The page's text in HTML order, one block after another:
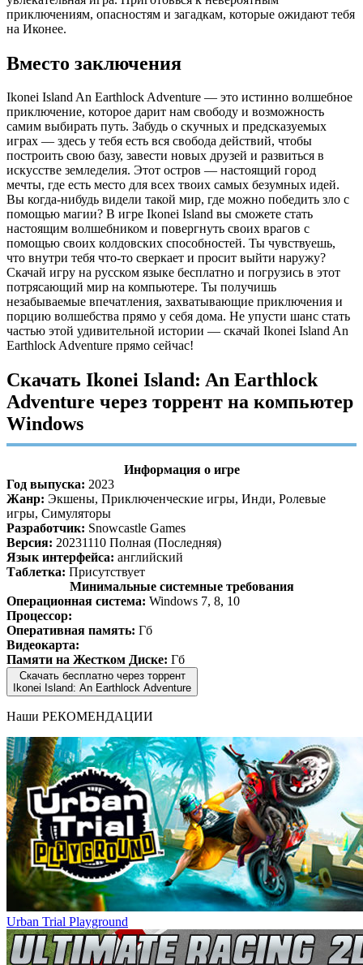
приключениям, опасностям и загадкам, которые ожидают тебя
на Иконее.
Вместо заключения
Ikonei Island An Earthlock Adventure — это истинно волшебное
приключение, которое дарит нам свободу и возможность
самим выбирать путь. Забудь о скучных и предсказуемых
играх — здесь у тебя есть вся свобода действий, чтобы
построить свою базу, завести новых друзей и развиться в
искусстве земледелия. Этот остров — настоящий город
мечты, где есть место для всех твоих самых безумных идей.
Вы когда-нибудь видели такой мир, где можно победить зло с
помощью магии? В игре Ikonei Island вы сможете стать
настоящим волшебником и повергнуть своих врагов с
помощью своих колдовских способностей. Ты чувствуешь,
что внутри тебя что-то сверкает и просит выйти наружу?
Скачай игру на русском языке бесплатно и погрузись в этот
потрясающий мир на компьютере. Ты получишь
незабываемые впечатления, захватывающие приключения и
порцию волшебства прямо у себя дома. Не упусти шанс стать
частью этой удивительной истории — скачай Ikonei Island An
Earthlock Adventure прямо сейчас!
Скачать Ikonei Island: An Earthlock
Adventure через торрент на компьютер
Windows
Информация о игре
Год выпуска: 2023
Жанр: Экшены, Приключенческие игры, Инди, Ролевые
игры, Симуляторы
Разработчик: Snowcastle Games
Версия: 20231110 Полная (Последняя)
Язык интерфейса: английский
Таблетка: Присутствует
Минимальные системные требования
Операционная система: Windows 7, 8, 10
Процессор:
Оперативная память: Гб
Видеокарта:
Памяти на Жестком Диске: Гб
Скачать бесплатно через торрент
Ikonei Island: An Earthlock Adventure
Наши РЕКОМЕНДАЦИИ
Urban Trial Playground